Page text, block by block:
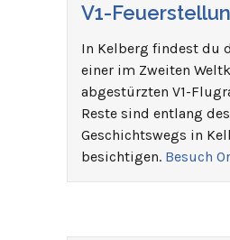
V1-
In Kelberg findest du
einer im Zweiten
abgestürzten V1-
Reste sind entlang des
Geschichtswegs in
besichtigen. Besuch